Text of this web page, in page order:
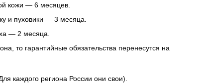
кожи — 6 месяцев.
и пуховики — 3 месяца.
— 2 месяца.
то гарантийные обязательства перенесутся на
каждого региона России они свои).